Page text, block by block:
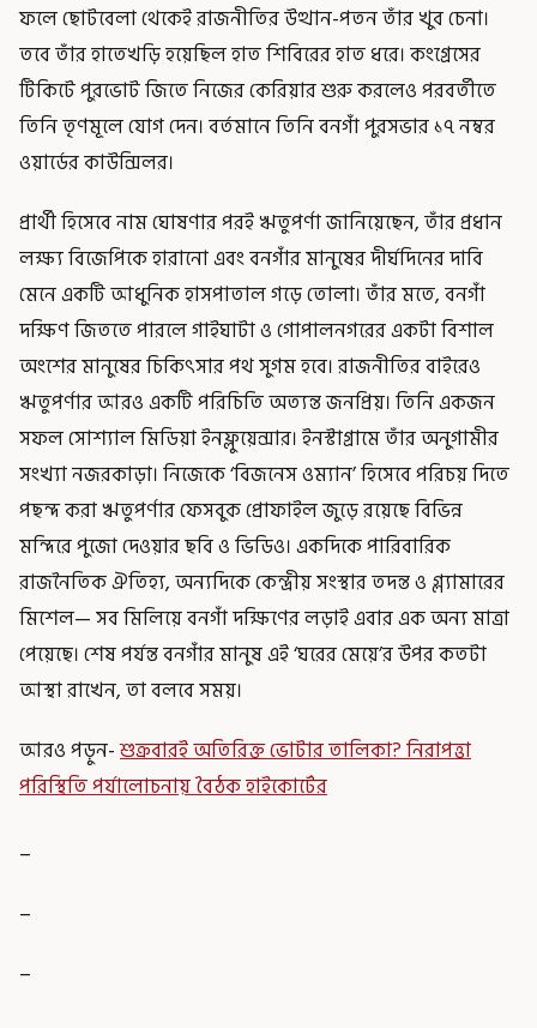
ফলে ছোটবেলা থেকেই রাজনীতির উত্থান-পতন তাঁর খুব চেনা।
তবে তাঁর হাতেখড়ি হয়েছিল হাত শিবিরের হাত ধরে। কংগ্রেসের
টিকিটে পুরভোট জিতে নিজের কেরিয়ার শুরু করলেও পরবর্তীতে
তিনি তৃণমূলে যোগ দেন। বর্তমানে তিনি বনগাঁ পুরসভার ১৭ নম্বর
ওয়ার্ডের কাউন্সিলর।
প্রার্থী হিসেবে নাম ঘোষণার পরই ঋতুপর্ণা জানিয়েছেন, তাঁর প্রধান
লক্ষ্য বিজেপিকে হারানো এবং বনগাঁর মানুষের দীর্ঘদিনের দাবি
মেনে একটি আধুনিক হাসপাতাল গড়ে তোলা। তাঁর মতে, বনগাঁ
দক্ষিণ জিততে পারলে গাইঘাটা ও গোপালনগরের একটা বিশাল
অংশের মানুষের চিকিৎসার পথ সুগম হবে। রাজনীতির বাইরেও
ঋতুপর্ণার আরও একটি পরিচিতি অত্যন্ত জনপ্রিয়। তিনি একজন
সফল সোশ্যাল মিডিয়া ইনফ্লুয়েন্সার। ইনস্টাগ্রামে তাঁর অনুগামীর
সংখ্যা নজরকাড়া। নিজেকে ‘বিজনেস ওম্যান’ হিসেবে পরিচয় দিতে
পছন্দ করা ঋতুপর্ণার ফেসবুক প্রোফাইল জুড়ে রয়েছে বিভিন্ন
মন্দিরে পুজো দেওয়ার ছবি ও ভিডিও। একদিকে পারিবারিক
রাজনৈতিক ঐতিহ্য, অন্যদিকে কেন্দ্রীয় সংস্থার তদন্ত ও গ্ল্যামারের
মিশেল— সব মিলিয়ে বনগাঁ দক্ষিণের লড়াই এবার এক অন্য মাত্রা
পেয়েছে। শেষ পর্যন্ত বনগাঁর মানুষ এই ‘ঘরের মেয়ে’র উপর কতটা
আস্থা রাখেন, তা বলবে সময়।
আরও পড়ুন-শুক্রবারই অতিরিক্ত ভোটার তালিকা? নিরাপত্তা
পরিস্থিতি পর্যালোচনায় বৈঠক হাইকোর্টের
_
_
_